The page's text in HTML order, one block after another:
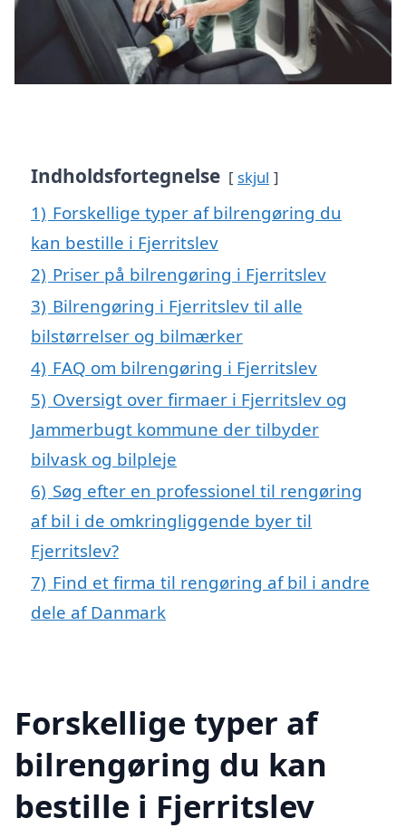
Indholdsfortegnelse skjul
1) Forskellige typer af bilrengøring du
kan bestille i Fjerritslev
2) Priser på bilrengøring i Fjerritslev
3) Bilrengøring i Fjerritslev til alle
bilstørrelser og bilmærker
4) FAQ om bilrengøring i Fjerritslev
5) Oversigt over firmaer i Fjerritslev og
Jammerbugt kommune der tilbyder
bilvask og bilpleje
6) Søg efter en professionel til rengøring
af bil i de omkringliggende byer til
Fjerritslev?
7) Find et firma til rengøring af bil i andre
dele af Danmark
Forskellige typer af
bilrengøring du kan
bestille i Fjerritslev